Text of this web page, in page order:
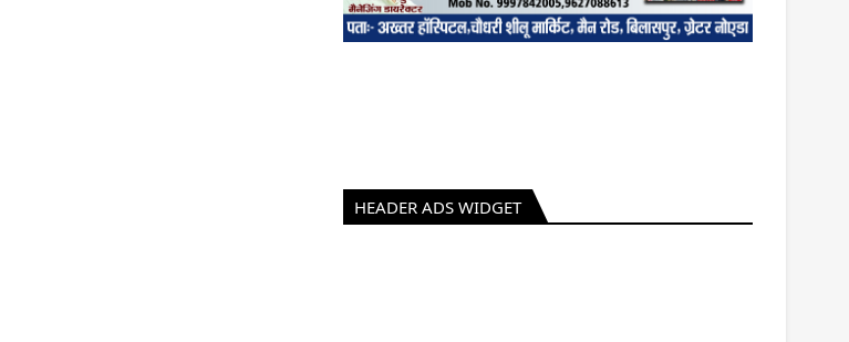
HEADER ADS WIDGET